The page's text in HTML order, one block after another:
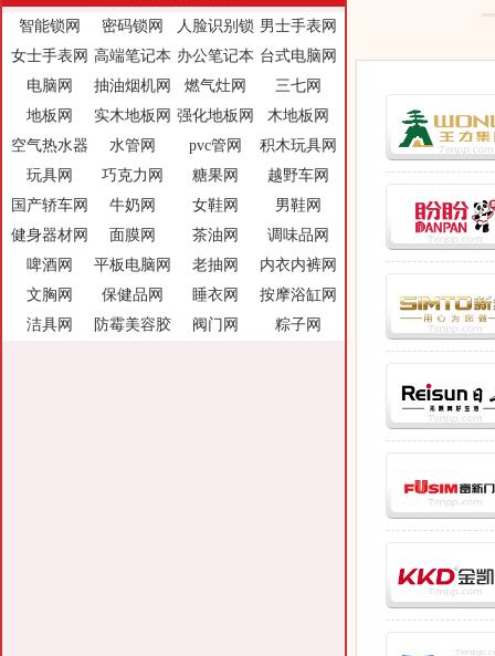
智能锁网 密码锁网 人脸识别锁 男士手表网
女士手表网 高端笔记本 办公笔记本 台式电脑网
电脑网
抽油烟机网 燃气灶网
三七网
地板网
实木地板网 强化地板网
木地板网
空气热水器
水管网 pvc管网
积木玩具网
玩具网
巧克力网 糖果网
越野车网
国产轿车网
牛奶网 女鞋网
男鞋网
健身器材网
面膜网 茶油网
调味品网
啤酒网
平板电脑网 老抽网
内衣内裤网
文胸网
保健品网 睡衣网
按摩浴缸网
洁具网
防霉美容胶 阀门网 粽子网